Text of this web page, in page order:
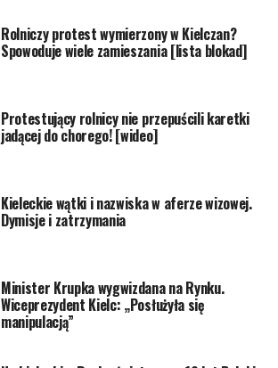
Rolniczy protest wymierzony w Kielczan?
Spowoduje wiele zamieszania [lista blokad]
Protestujący rolnicy nie przepuścili karetki
jadącej do chorego! [wideo]
Kieleckie wątki i nazwiska w aferze wizowej.
Dymisje i zatrzymania
Minister Krupka wygwizdana na Rynku.
Wiceprezydent Kielc: „Posłużyła się
manipulacją”